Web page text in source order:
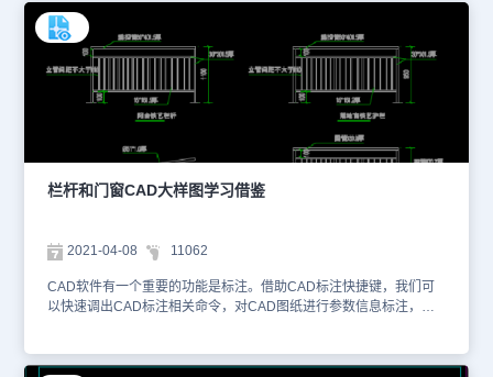
是CAD建筑详图资源中、使用CAD软件绘制的房屋杂物梯CAD建筑
详图。大家可以使用浩辰CAD软件来进行查看和绘制！1、如下图所
示，图中包含了该楼梯的剖面图以及一层、二层和顶层的井道平面布
置图，图中指出了电梯门洞、轿厢中心线、电梯检修门以及吊钩的位
置。相较于通用型CAD平台，浩辰CAD建筑、浩辰云建筑等专业软
件提供了更为高效的设计工具，如楼梯设计、剖面设计、门窗设计
等，可以大幅度提高设计效率。今天小编给CAD制图初学入门小伙伴
带来的这张派出所杂物梯CAD建筑详图比较的简单，适合初学者进行
绘图练习，小伙伴们可以使用国产CAD软件——浩辰CAD来进行学
习！本CAD制图素材仅用于互相学习资料，请勿商用。
栏杆和门窗CAD大样图学习借鉴
2021-04-08 11062
CAD软件有一个重要的功能是标注。借助CAD标注快捷键，我们可
以快速调出CAD标注相关命令，对CAD图纸进行参数信息标注，如
的绘图经验和标注方法，让图纸更加清晰、美观。本图纸是建筑设计